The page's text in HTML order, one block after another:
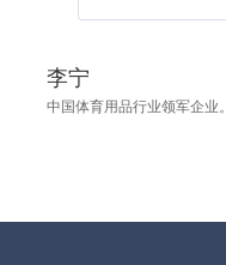
李宁
中国体育用品行业领军企业。